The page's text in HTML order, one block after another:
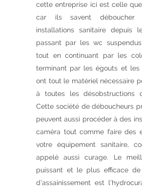
cette entreprise ici est celle
car ils savent déboucher
installations sanitaire depuis
passant par les wc
tout en continuant par les
terminant par les égouts et les
ont tout le matériel nécessaire
à toutes les désobstructions
Cette société de déboucheurs
peuvent aussi procéder à des
caméra tout comme faire des
votre équipement sanitaire,
appelé aussi curage. Le
puissant et le plus efficace
d’assainissement est